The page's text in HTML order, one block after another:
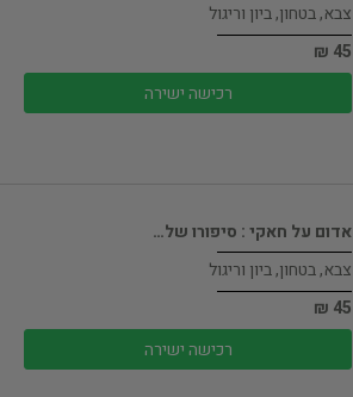
צבא, בטחון, ביון וריגול
45 ₪
רכישה ישירה
אדום על חאקי : סיפורו של…
צבא, בטחון, ביון וריגול
45 ₪
רכישה ישירה